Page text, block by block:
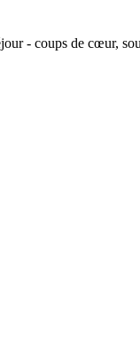
- coups de cœur,